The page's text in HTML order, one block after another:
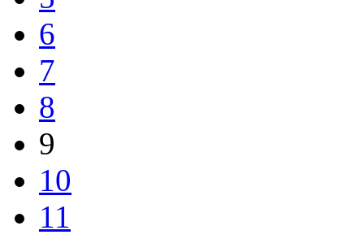
6
7
8
9
10
11